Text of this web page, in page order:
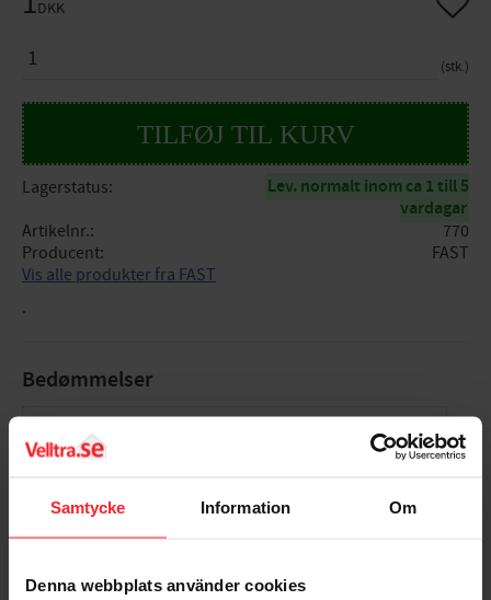
Samtycke Information Om
Denna webbplats använder cookies
DKK
stk.
Lagerstatus
Lev. normalt inom ca 1 till 5
vardagar
Artikelnr.
770
Producent
FAST
Vis alle produkter fra FAST
.
Bedømmelser